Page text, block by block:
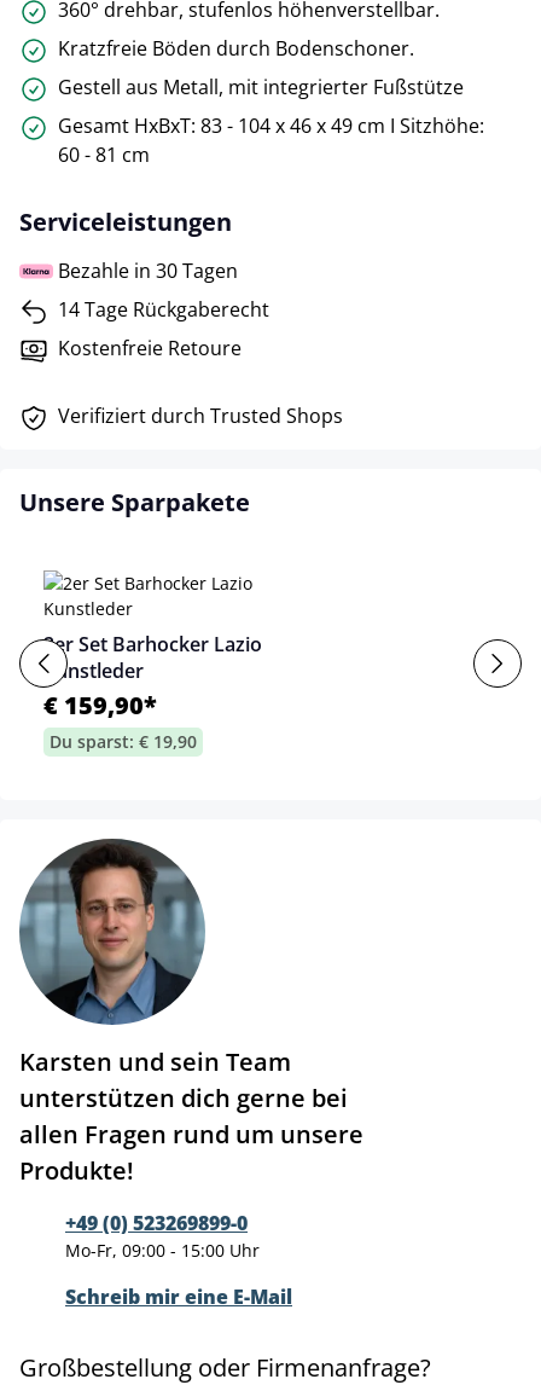
360° drehbar, stufenlos höhenverstellbar.
Kratzfreie Böden durch Bodenschoner.
Gestell aus Metall, mit integrierter Fußstütze
Gesamt HxBxT: 83 - 104 x 46 x 49 cm I Sitzhöhe:
60 - 81 cm
Serviceleistungen
Bezahle in 30 Tagen
14 Tage Rückgaberecht
Kostenfreie Retoure
Verifiziert durch Trusted Shops
Unsere Sparpakete
2er Set Barhocker Lazio
Kunstleder
€ 159,90*
Du sparst: € 19,90
Karsten und sein Team
unterstützen dich gerne bei
allen Fragen rund um unsere
Produkte!
+49 (0) 523269899-0
Mo-Fr, 09:00 - 15:00 Uhr
Schreib mir eine E-Mail
Großbestellung oder Firmenanfrage?